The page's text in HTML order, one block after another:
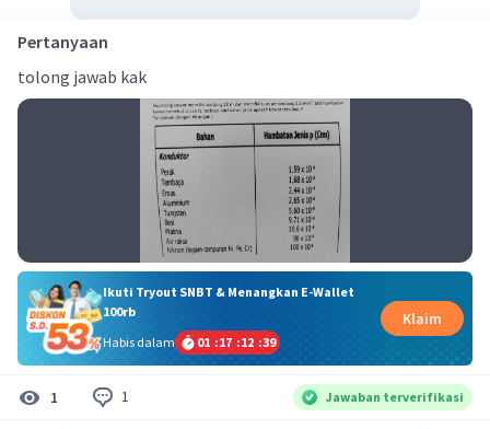
Pertanyaan
tolong jawab kak
Ikuti Tryout SNBT & Menangkan E-Wallet
100rb
Habis dalam
01 :17 :12 :39
Klaim
1 1 Jawaban terverifikasi